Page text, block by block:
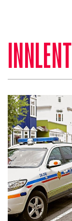
INNLENT